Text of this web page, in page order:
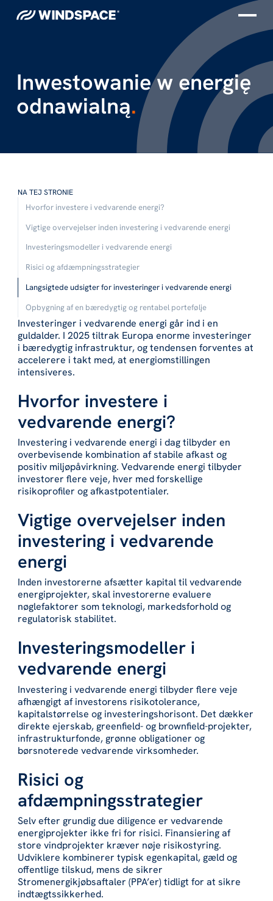
Inwestowanie w energię
odnawialną.
NA TEJ STRONIE
Hvorfor investere i vedvarende energi?
Vigtige overvejelser inden investering i vedvarende energi
Investeringsmodeller i vedvarende energi
Risici og afdæmpningsstrategier
Langsigtede udsigter for investeringer i vedvarende energi
Opbygning af en bæredygtig og rentabel portefølje
Investeringer i vedvarende energi går ind i en
guldalder. I 2025 tiltrak Europa enorme investeringer
i bæredygtig infrastruktur, og tendensen forventes at
accelerere i takt med, at energiomstillingen
intensiveres.
Hvorfor investere i
vedvarende energi?
Investering i vedvarende energi i dag tilbyder en
overbevisende kombination af stabile afkast og
positiv miljøpåvirkning. Vedvarende energi tilbyder
investorer flere veje, hver med forskellige
risikoprofiler og afkastpotentialer.
Vigtige overvejelser inden
investering i vedvarende
energi
Inden investorerne afsætter kapital til vedvarende
energiprojekter, skal investorerne evaluere
nøglefaktorer som teknologi, markedsforhold og
regulatorisk stabilitet.
Investeringsmodeller i
vedvarende energi
Investering i vedvarende energi tilbyder flere veje
afhængigt af investorens risikotolerance,
kapitalstørrelse og investeringshorisont. Det dækker
direkte ejerskab, greenfield- og brownfield-projekter,
infrastrukturfonde, grønne obligationer og
børsnoterede vedvarende virksomheder.
Risici og
afdæmpningsstrategier
Selv efter grundig due diligence er vedvarende
energiprojekter ikke fri for risici. Finansiering af
store vindprojekter kræver nøje risikostyring.
Udviklere kombinerer typisk egenkapital, gæld og
offentlige tilskud, mens de sikrer
Stromenergikjøbsaftaler (PPA’er) tidligt for at sikre
indtægtssikkerhed.